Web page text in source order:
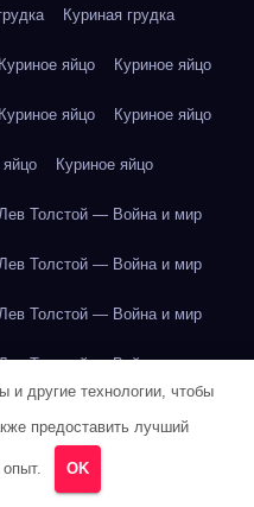
Куриная грудка
Куриное яйцо Куриное яйцо
Куриное яйцо Куриное яйцо
яйцо Куриное яйцо
Толстой — Война и мир
Толстой — Война и мир
Толстой — Война и мир
Толстой — Война и мир
Толстой — Война и мир
и другие технологии, чтобы
предоставить лучший
OK